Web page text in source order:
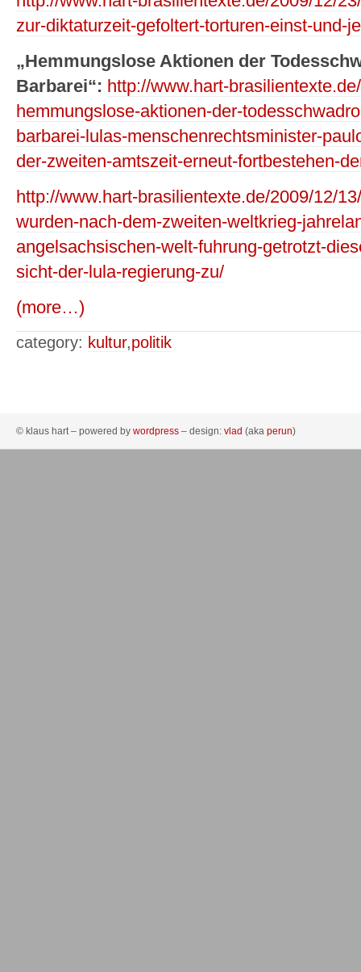
zur-diktaturzeit-gefoltert-torturen-einst-und-
„Hemmungslose Aktionen der
Barbarei“: http://www.hart-
hemmungslose-aktionen-der-
barbarei-lulas-menschenrechtsminister-
der-zweiten-amtszeit-erneut-fortbestehen-
http://www.hart-brasilientexte.de/2009/12/
wurden-nach-dem-zweiten-weltkrieg-
angelsachsischen-welt-fuhrung-getrotzt-
sicht-der-lula-regierung-zu/
(more…)
category: kultur,politik
© klaus hart – powered by wordpress – design: vlad (aka perun)